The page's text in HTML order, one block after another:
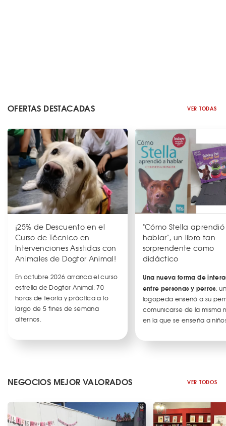
OFERTAS DESTACADAS VER TODAS
¡25% de Descuento en el
Curso de Técnico en
Intervenciones Asistidas con
Animales de Dogtor Animal!
En octubre 2026 arranca el curso
estrella de Dogtor Animal: 70
horas de teoría y práctica a lo
largo de 5 fines de semana
alternos.
"Cómo Stella
hablar", un libro tan
sorprendente como
didáctico
Una nueva forma de
entre personas y perros:
logopeda enseñó a su
comunicarse de la misma
en la que se enseña a
NEGOCIOS MEJOR VALORADOS VER TODOS